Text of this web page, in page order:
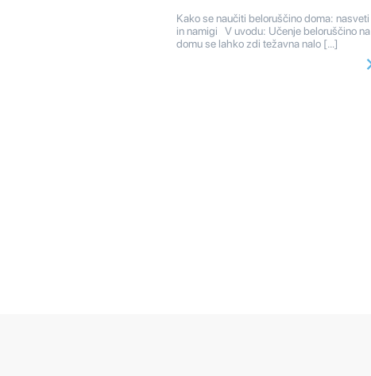
Kako se naučiti beloruščino doma: nasveti
in namigi V uvodu: Učenje beloruščino na
domu se lahko zdi težavna nalo […]